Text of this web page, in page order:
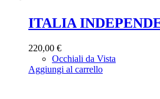
ITALIA
220,00 €
Occhiali da Vista
Aggiungi al carrello